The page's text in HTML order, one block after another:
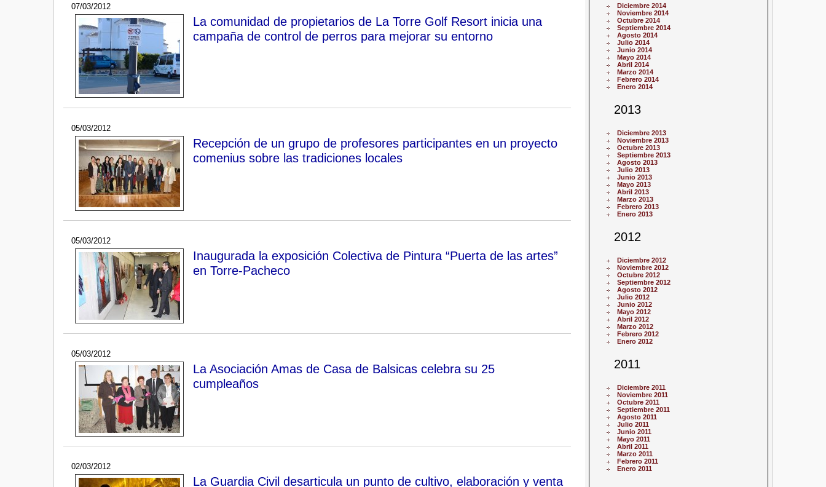
07/03/2012
La comunidad de propietarios de La Torre Golf Resort inicia una
campaña de control de perros para mejorar su entorno
05/03/2012
Recepción de un grupo de profesores participantes en un proyecto
comenius sobre las tradiciones locales
05/03/2012
Inaugurada la exposición Colectiva de Pintura “Puerta de las artes”
en Torre-Pacheco
05/03/2012
La Asociación Amas de Casa de Balsicas celebra su 25
cumpleaños
02/03/2012
La Guardia Civil desarticula un punto de cultivo, elaboración y venta
Diciembre 2014
Noviembre 2014
Octubre 2014
Septiembre 2014
Agosto 2014
Julio 2014
Junio 2014
Mayo 2014
Abril 2014
Marzo 2014
Febrero 2014
Enero 2014
2013
Diciembre 2013
Noviembre 2013
Octubre 2013
Septiembre 2013
Agosto 2013
Julio 2013
Junio 2013
Mayo 2013
Abril 2013
Marzo 2013
Febrero 2013
Enero 2013
2012
Diciembre 2012
Noviembre 2012
Octubre 2012
Septiembre 2012
Agosto 2012
Julio 2012
Junio 2012
Mayo 2012
Abril 2012
Marzo 2012
Febrero 2012
Enero 2012
2011
Diciembre 2011
Noviembre 2011
Octubre 2011
Septiembre 2011
Agosto 2011
Julio 2011
Junio 2011
Mayo 2011
Abril 2011
Marzo 2011
Febrero 2011
Enero 2011